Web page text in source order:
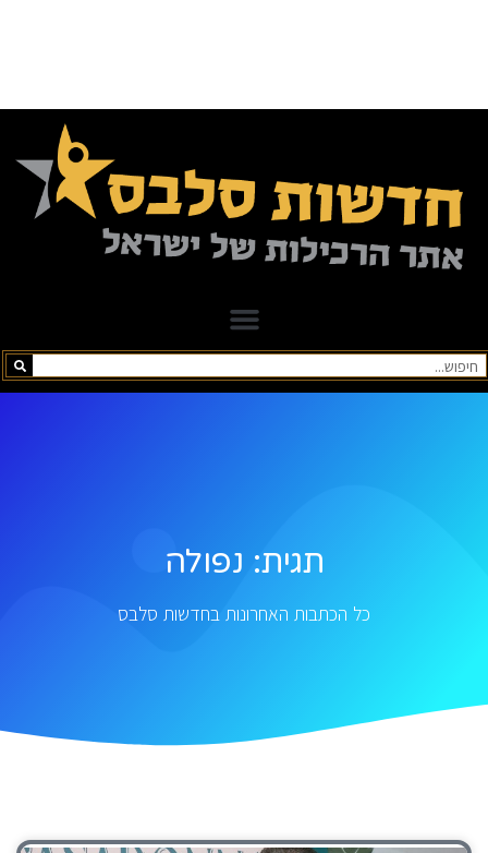
תגית: נפולה
כל הכתבות האחרונות בחדשות סלבס